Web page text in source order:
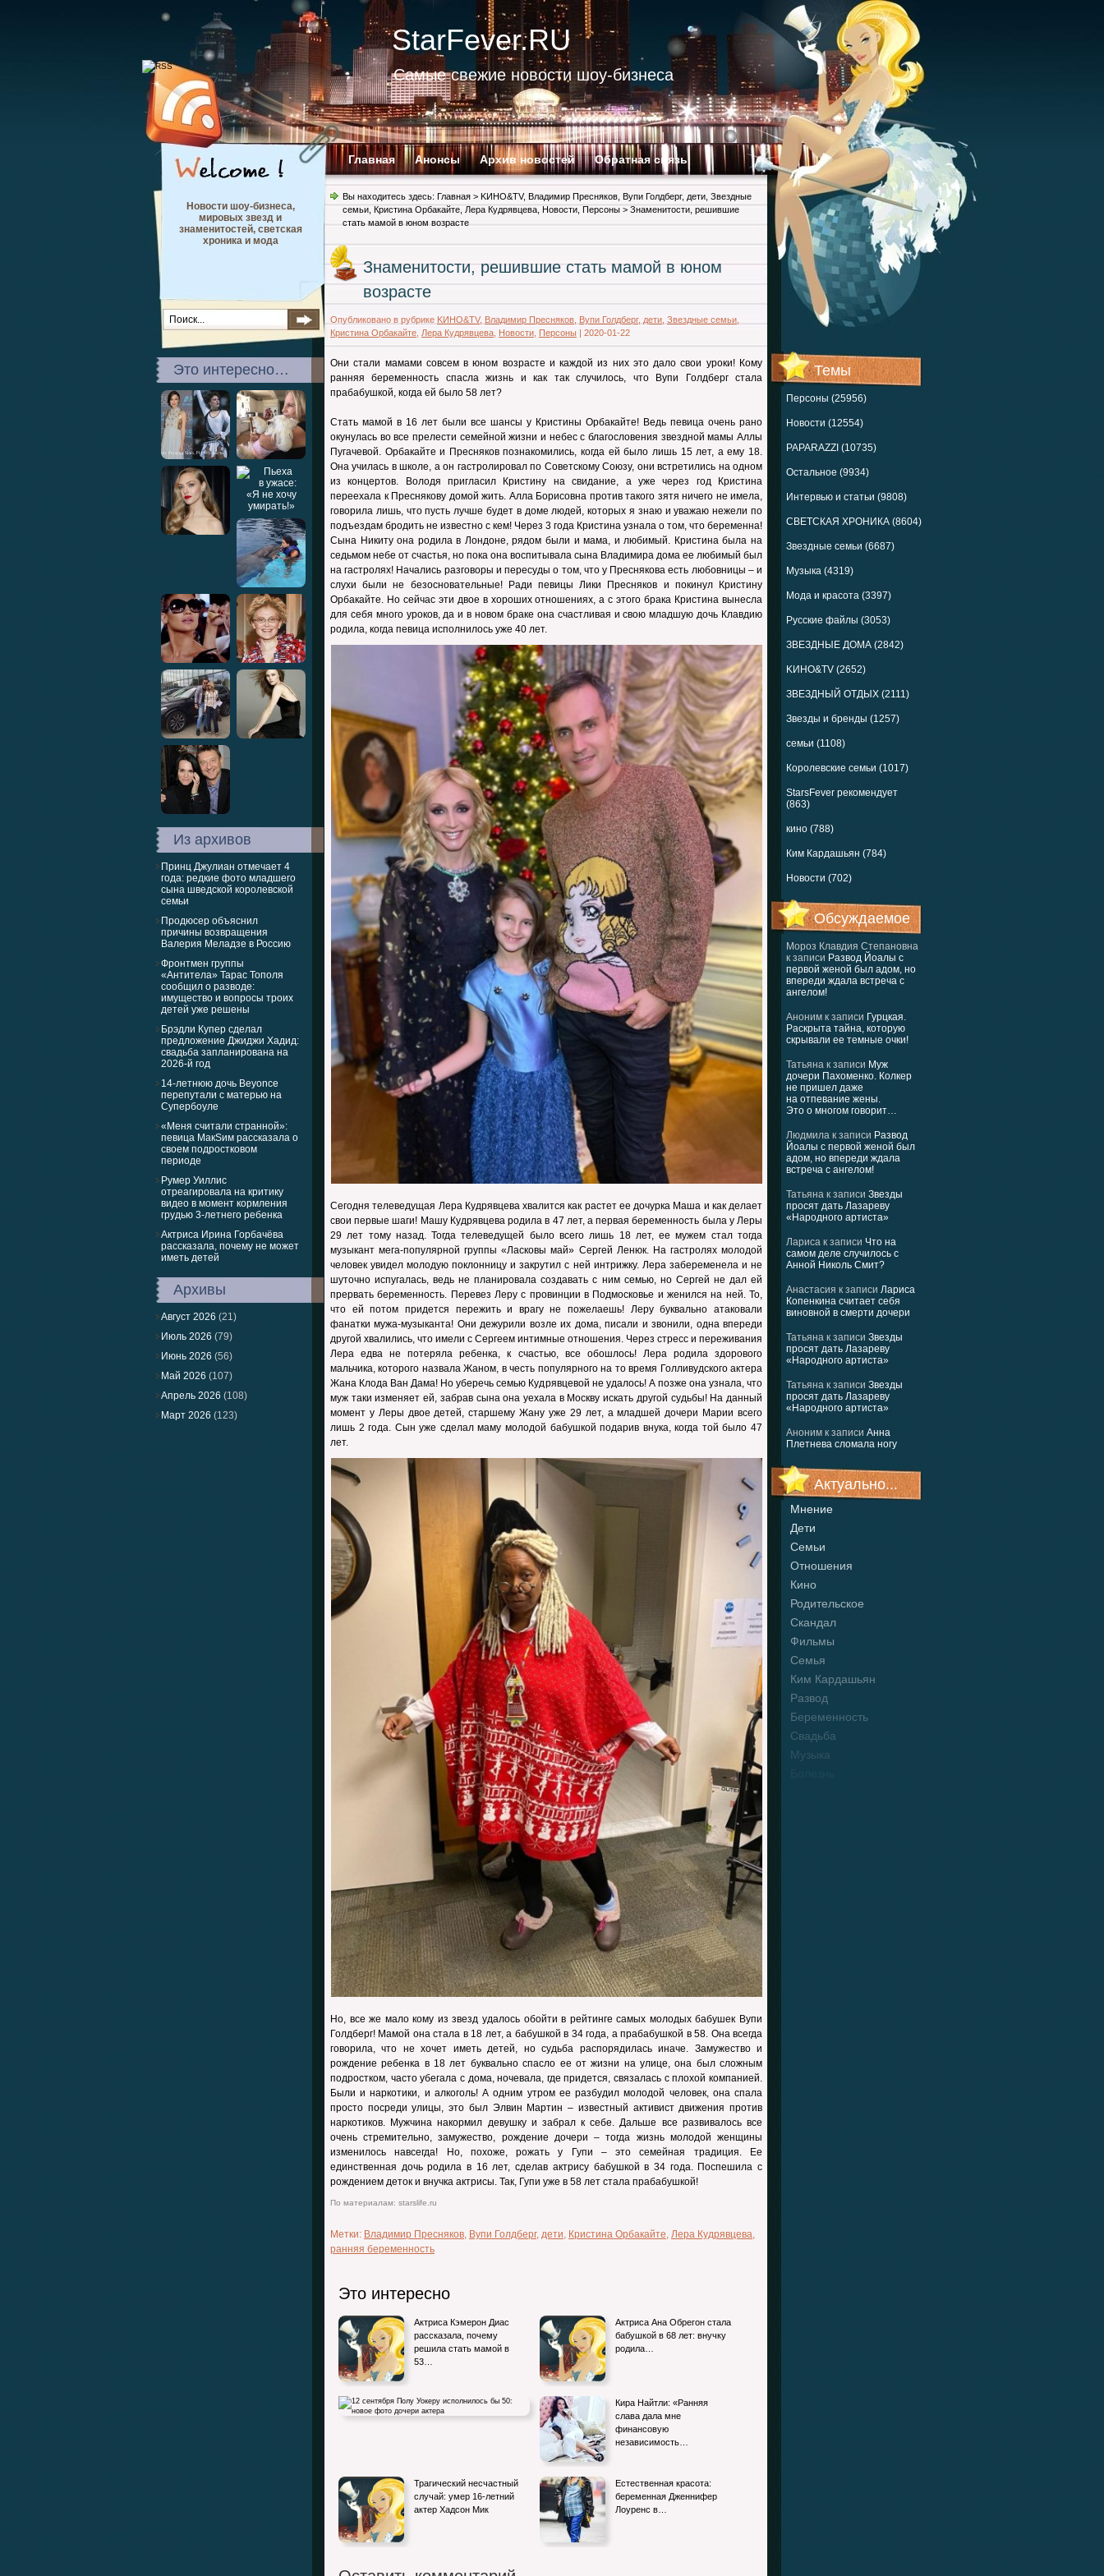
StarFever.RU
Самые свежие новости шоу-бизнеса
Главная Анонсы Архив новостей Обратная связь
Темы
Персоны (25956)
Новости (12554)
PAPARAZZI (10735)
Остальное (9934)
Интервью и статьи (9808)
СВЕТСКАЯ ХРОНИКА (8604)
Звездные семьи (6687)
Музыка (4319)
Мода и красота (3397)
Русские файлы (3053)
ЗВЕЗДНЫЕ ДОМА (2842)
KИНО&TV (2652)
ЗВЕЗДНЫЙ ОТДЫХ (2111)
Звезды и бренды (1257)
семьи (1108)
Королевские семьи (1017)
StarsFever рекомендует
(863)
кино (788)
Ким Кардашьян (784)
Новости (702)
Обсуждаемое
Мороз Клавдия Степановна
к записи Развод Йоалы с
первой женой был адом, но
впереди ждала встреча с
ангелом!
Аноним к записи Гурцкая.
Раскрыта тайна, которую
скрывали ее темные очки!
Татьяна к записи Муж
дочери Пахоменко. Колкер
не пришел даже
на отпевание жены.
Это о многом говорит…
Людмила к записи Развод
Йоалы с первой женой был
адом, но впереди ждала
встреча с ангелом!
Татьяна к записи Звезды
просят дать Лазареву
«Народного артиста»
Лариса к записи Что на
самом деле случилось с
Анной Николь Смит?
Анастасия к записи Лариса
Копенкина считает себя
виновной в смерти дочери
Татьяна к записи Звезды
просят дать Лазареву
«Народного артиста»
Татьяна к записи Звезды
просят дать Лазареву
«Народного артиста»
Аноним к записи Анна
Плетнева сломала ногу
Актуально...
Мнение
Дети
Семьи
Отношения
Кино
Родительское
Скандал
Фильмы
Семья
Ким Кардашьян
Развод
Беременность
Свадьба
Музыка
Новости шоу-бизнеса,
мировых звезд и
знаменитостей, светская
хроника и мода
Это интересно…
Из архивов
Принц Джулиан отмечает 4
года: редкие фото младшего
сына шведской королевской
семьи
Продюсер объяснил
причины возвращения
Валерия Меладзе в Россию
Фронтмен группы
«Антитела» Тарас Тополя
сообщил о разводе:
имущество и вопросы троих
детей уже решены
Брэдли Купер сделал
предложение Джиджи Хадид:
свадьба запланирована на
2026-й год
14-летнюю дочь Beyoncе
перепутали с матерью на
Супербоуле
«Меня считали странной»:
певица МакSим рассказала о
своем подростковом
периоде
Румер Уиллис
отреагировала на критику
видео в момент кормления
грудью 3-летнего ребенка
Актриса Ирина Горбачёва
рассказала, почему не может
иметь детей
Архивы
Август 2026 (21)
Июль 2026 (79)
Июнь 2026 (56)
Май 2026 (107)
Апрель 2026 (108)
Март 2026 (123)
Вы находитесь здесь: Главная > KИНО&TV, Владимир Пресняков Вупи Голдберг, дети Звездные
семьи Кристина Орбакайте Лера Кудрявцева Новости Персоны > Знаменитости, решившие
стать мамой в юном возрасте
Знаменитости, решившие стать мамой в юном
возрасте
Опубликовано в рубрике KИНО&TV, Владимир Пресняков Вупи Голдберг, дети Звездные семьи
Кристина Орбакайте Лера Кудрявцева Новости Персоны | 2020-01-22
Они стали мамами совсем в юном возрасте и каждой из них это дало свои уроки! Кому
ранняя беременность спасла жизнь и как так случилось, что Вупи Голдберг стала
прабабушкой, когда ей было 58 лет?
Стать мамой в 16 лет были все шансы у Кристины Орбакайте! Ведь певица очень рано
окунулась во все прелести семейной жизни и небес с благословения звездной мамы Аллы
Пугачевой. Орбакайте и Пресняков познакомились, когда ей было лишь 15 лет, а ему 18.
Она училась в школе, а он гастролировал по Советскому Союзу, они встретились на одном
из концертов. Володя пригласил Кристину на свидание, а уже через год Кристина
переехала к Преснякову домой жить. Алла Борисовна против такого зятя ничего не имела,
говорила лишь, что пусть лучше будет в доме людей, которых я знаю и уважаю нежели по
подъездам бродить не известно с кем! Через 3 года Кристина узнала о том, что беременна!
Сына Никиту она родила в Лондоне, рядом были и мама, и любимый. Кристина была на
седьмом небе от счастья, но пока она воспитывала сына Владимира дома ее любимый был
на гастролях! Начались разговоры и пересуды о том, что у Преснякова есть любовницы – и
слухи были не безосновательные! Ради певицы Лики Пресняков и покинул Кристину
Орбакайте. Но сейчас эти двое в хороших отношениях, а с этого брака Кристина вынесла
для себя много уроков, да и в новом браке она счастливая и свою младшую дочь Клавдию
родила, когда певица исполнилось уже 40 лет.
Сегодня телеведущая Лера Кудрявцева хвалится как растет ее дочурка Маша и как делает
свои первые шаги! Машу Кудрявцева родила в 47 лет, а первая беременность была у Леры
29 лет тому назад. Тогда телеведущей было всего лишь 18 лет, ее мужем стал тогда
музыкант мега-популярной группы «Ласковы май» Сергей Ленюк. На гастролях молодой
человек увидел молодую поклонницу и закрутил с ней интрижку. Лера забеременела и не
шуточно испугалась, ведь не планировала создавать с ним семью, но Сергей не дал ей
прервать беременность. Перевез Леру с провинции в Подмосковье и женился на ней. То,
что ей потом придется пережить и врагу не пожелаешь! Леру буквально атаковали
фанатки мужа-музыканта! Они дежурили возле их дома, писали и звонили, одна впереди
другой хвалились, что имели с Сергеем интимные отношения. Через стресс и переживания
Лера едва не потеряла ребенка, к счастью, все обошлось! Лера родила здорового
мальчика, которого назвала Жаном, в честь популярного на то время Голливудского актера
Жана Клода Ван Дама! Но уберечь семью Кудрявцевой не удалось! А позже она узнала, что
муж таки изменяет ей, забрав сына она уехала в Москву искать другой судьбы! На данный
момент у Леры двое детей, старшему Жану уже 29 лет, а младшей дочери Марии всего
лишь 2 года. Сын уже сделал маму молодой бабушкой подарив внука, когда той было 47
лет.
Но, все же мало кому из звезд удалось обойти в рейтинге самых молодых бабушек Вупи
Голдберг! Мамой она стала в 18 лет, а бабушкой в 34 года, а прабабушкой в 58. Она всегда
говорила, что не хочет иметь детей, но судьба распорядилась иначе. Замужество и
рождение ребенка в 18 лет буквально спасло ее от жизни на улице, она был сложным
подростком, часто убегала с дома, ночевала, где придется, связалась с плохой компанией.
Были и наркотики, и алкоголь! А одним утром ее разбудил молодой человек, она спала
просто посреди улицы, это был Элвин Мартин – известный активист движения против
наркотиков. Мужчина накормил девушку и забрал к себе. Дальше все развивалось все
очень стремительно, замужество, рождение дочери – тогда жизнь молодой женщины
изменилось навсегда! Но, похоже, рожать у Гупи – это семейная традиция. Ее
единственная дочь родила в 16 лет, сделав актрису бабушкой в 34 года. Поспешила с
рождением деток и внучка актрисы. Так, Гупи уже в 58 лет стала прабабушкой!
По материалам: starslife.ru
Метки: Владимир Пресняков, Вупи Голдберг, дети, Кристина Орбакайте, Лера Кудрявцева,
ранняя беременность
Это интересно
Актриса Кэмерон Диас
рассказала, почему
решила стать мамой в
53…
Актриса Ана Обрегон стала
бабушкой в 68 лет: внучку
родила…
12 сентября Полу Уокеру исполнилось бы 50:
новое фото дочери актера
Кира Найтли: «Ранняя
слава дала мне
финансовую
независимость…
Трагический несчастный
случай: умер 16-летний
актер Хадсон Мик
Естественная красота:
беременная Дженнифер
Лоуренс в…